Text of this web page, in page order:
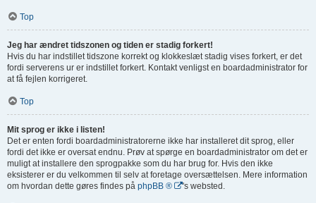
Top
Jeg har ændret tidszonen og tiden er stadig forkert!
Hvis du har indstillet tidszone korrekt og klokkeslæt stadig vises forkert, er det
fordi serverens ur er indstillet forkert. Kontakt venligst en boardadministrator for
at få fejlen korrigeret.
Top
Mit sprog er ikke i listen!
Det er enten fordi boardadministratorerne ikke har installeret dit sprog, eller
fordi det ikke er oversat endnu. Prøv at spørge en boardadministrator om det er
muligt at installere den sprogpakke som du har brug for. Hvis den ikke
eksisterer er du velkommen til selv at foretage oversættelsen. Mere information
om hvordan dette gøres findes på phpBB ® 's websted.